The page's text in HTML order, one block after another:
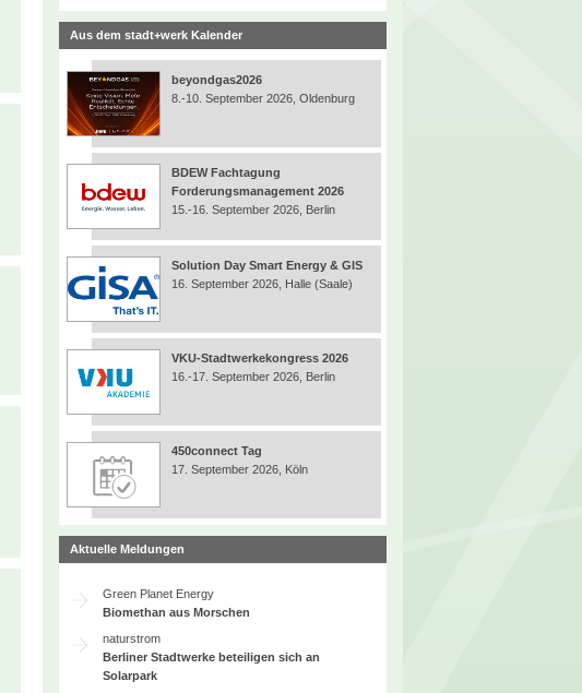
Aus dem stadt+werk Kalender
beyondgas2026
8.-10. September 2026, Oldenburg
BDEW Fachtagung
Forderungsmanagement 2026
15.-16. September 2026, Berlin
Solution Day Smart Energy & GIS
16. September 2026, Halle (Saale)
VKU-Stadtwerkekongress 2026
16.-17. September 2026, Berlin
450connect Tag
17. September 2026, Köln
Aktuelle Meldungen
Green Planet Energy
Biomethan aus Morschen
naturstrom
Berliner Stadtwerke beteiligen sich an
Solarpark